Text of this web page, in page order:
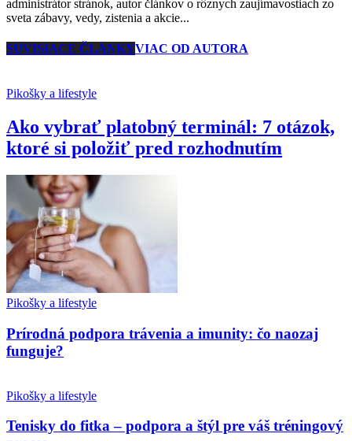
administrátor stránok, autor článkov o rôznych zaujímavostiach zo
sveta zábavy, vedy, zistenia a akcie...
SÚVISIACE ČLÁNKYVIAC OD AUTORA
Pikošky a lifestyle
Ako vybrať platobný terminál: 7 otázok,
ktoré si položiť pred rozhodnutím
Pikošky a lifestyle
Prírodná podpora trávenia a imunity: čo naozaj
funguje?
Pikošky a lifestyle
Tenisky do fitka – podpora a štýl pre váš tréningový